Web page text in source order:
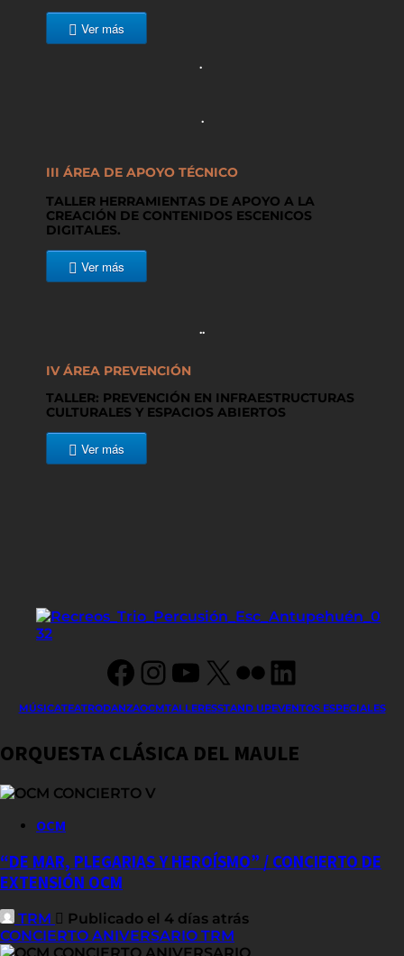
Ver más
.
.
III ÁREA DE APOYO TÉCNICO
TALLER HERRAMIENTAS DE APOYO A LA
CREACIÓN DE CONTENIDOS ESCENICOS
DIGITALES.
Ver más
..
IV ÁREA PREVENCIÓN
TALLER: PREVENCIÓN EN INFRAESTRUCTURAS
CULTURALES Y ESPACIOS ABIERTOS
Ver más
Facebook
Instagram
YouTube
X FlickrLinkedIn
MÚSICATEATRODANZAOCMTALLERESSTAND UPEVENTOS ESPECIALES
ORQUESTA CLÁSICA DEL MAULE
OCM
“DE MAR, PLEGARIAS Y HEROÍSMO” / CONCIERTO DE
EXTENSIÓN OCM
TRM
Publicado el 4 días atrás
CONCIERTO ANIVERSARIO TRM